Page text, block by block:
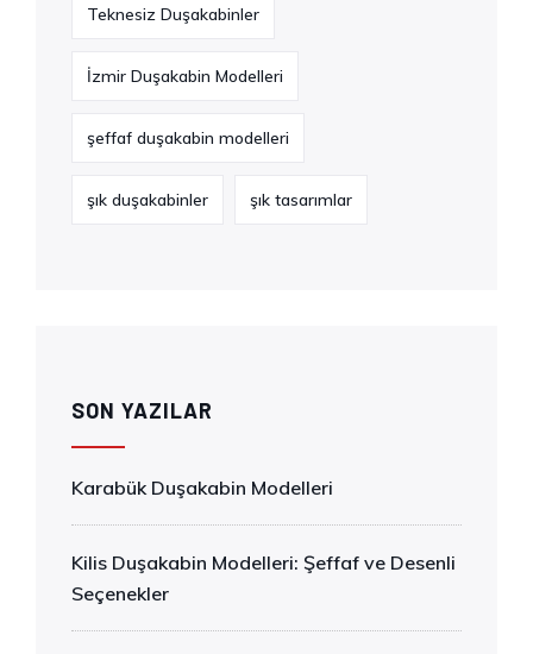
Teknesiz Duşakabinler
İzmir Duşakabin Modelleri
şeffaf duşakabin modelleri
şık duşakabinler şık tasarımlar
SON YAZILAR
Karabük Duşakabin Modelleri
Kilis Duşakabin Modelleri: Şeffaf ve Desenli
Seçenekler